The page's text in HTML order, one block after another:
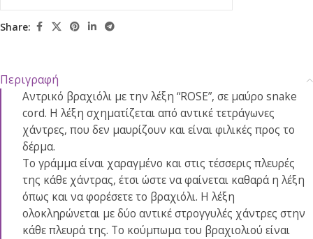
Share:
Περιγραφή
Αντρικό βραχιόλι με την λέξη “ROSE”, σε μαύρο snake
cord. Η λέξη σχηματίζεται από αντικέ τετράγωνες
χάντρες, που δεν μαυρίζουν και είναι φιλικές προς το
δέρμα.
Το γράμμα είναι χαραγμένο και στις τέσσερις πλευρές
της κάθε χάντρας, έτσι ώστε να φαίνεται καθαρά η λέξη
όπως και να φορέσετε το βραχιόλι. Η λέξη
ολοκληρώνεται με δύο αντικέ στρογγυλές χάντρες στην
κάθε πλευρά της. Το κούμπωμα του βραχιολιού είναι